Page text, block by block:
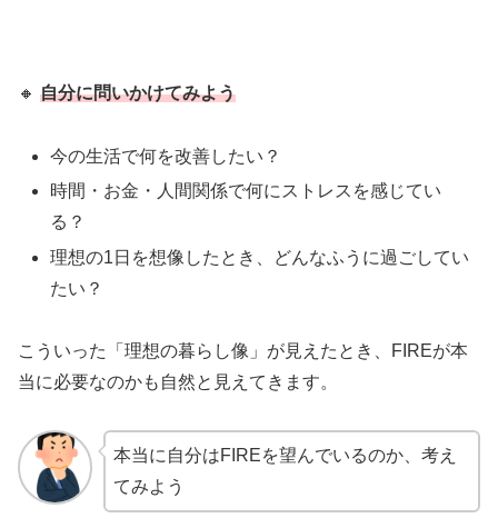
🔸 自分に問いかけてみよう
今の生活で何を改善したい？
時間・お金・人間関係で何にストレスを感じてい
る？
理想の1日を想像したとき、どんなふうに過ごしてい
たい？
こういった「理想の暮らし像」が見えたとき、FIREが本
当に必要なのかも自然と見えてきます。
本当に自分はFIREを望んでいるのか、考え
てみよう